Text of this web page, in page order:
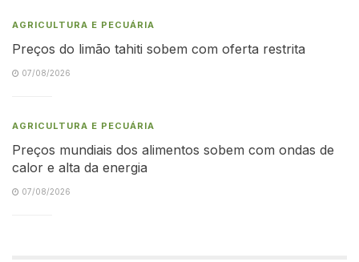
AGRICULTURA E PECUÁRIA
Preços do limão tahiti sobem com oferta restrita
07/08/2026
AGRICULTURA E PECUÁRIA
Preços mundiais dos alimentos sobem com ondas de
calor e alta da energia
07/08/2026